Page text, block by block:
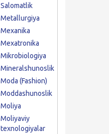
Salomatlik
Metallurgiya
Mexanika
Mexatronika
Mikrobiologiya
Mineralshunoslik
Moda (Fashion)
Moddashunoslik
Moliya
Moliyaviy
texnologiyalar